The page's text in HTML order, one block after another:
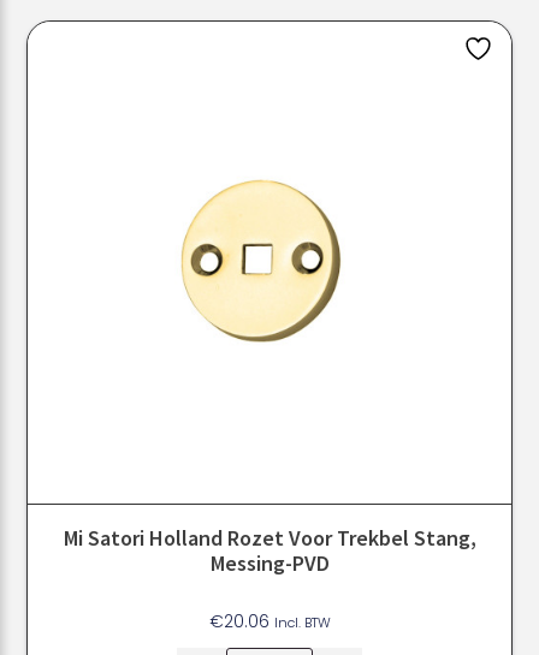
Mi Satori Holland Rozet Voor Trekbel Stang,
Messing-PVD
€20.06 Incl. BTW